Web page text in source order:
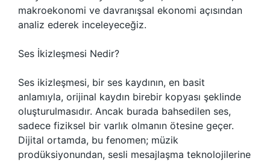
makroekonomi ve davranışsal ekonomi açısından
analiz ederek inceleyeceğiz.
Ses İkizleşmesi Nedir?
Ses ikizleşmesi, bir ses kaydının, en basit
anlamıyla, orijinal kaydın birebir kopyası şeklinde
oluşturulmasıdır. Ancak burada bahsedilen ses,
sadece fiziksel bir varlık olmanın ötesine geçer.
Dijital ortamda, bu fenomen; müzik
prodüksiyonundan, sesli mesajlaşma teknolojilerine